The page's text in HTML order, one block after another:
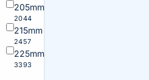
205mm
2044
215mm
2457
225mm
3393